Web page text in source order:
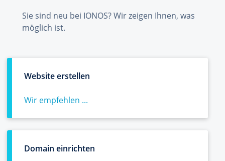
Sie sind neu bei IONOS? Wir zeigen Ihnen, was
möglich ist.
Website erstellen
Wir empfehlen ...
Domain einrichten